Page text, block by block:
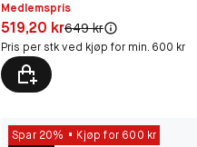
Medlemspris
Pris: 519,20 kr
519,20 krOriginal pris:
649 kr
Pris per stk ved kjøp for min. 600 kr
Spar 20%
Kjøp for 600 kr